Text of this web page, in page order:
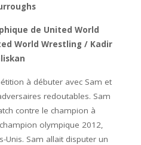
de United World
World Wrestling / Kadir
à débuter avec Sam et
redoutables. Sam
contre le champion à
champion olympique 2012,
Unis. Sam allait disputer un